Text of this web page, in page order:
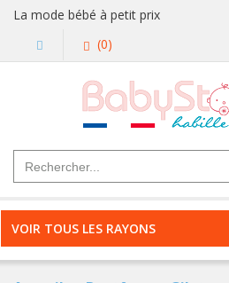
La mode bébé à petit prix
(0)
VOIR TOUS LES RAYONS